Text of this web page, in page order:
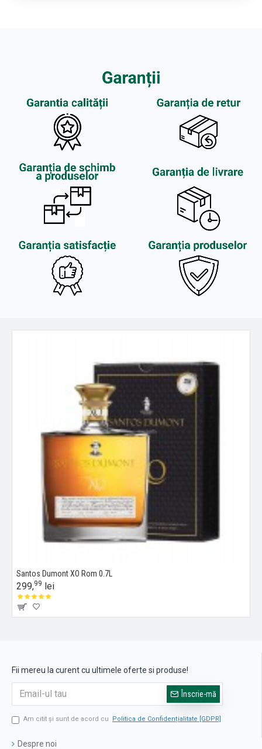
Santos Dumont XO Rom 0.7L
299,99 lei
Fii mereu la curent cu ultimele oferte si produse!
Înscrie-mă
Am citit şi sunt de acord cu Politica de Confidențialitate [GDPR]
Despre noi